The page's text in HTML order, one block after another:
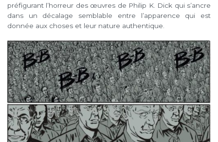
préfigurant l’horreur des œuvres de Philip K. Dick qui s’ancre
dans un décalage semblable entre l’apparence qui est
donnée aux choses et leur nature authentique.